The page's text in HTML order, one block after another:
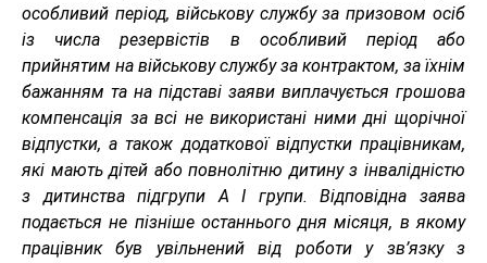
особливий період, військову службу за призовом осіб
із числа резервістів в особливий період або
прийнятим на військову службу за контрактом, за їхнім
бажанням та на підставі заяви виплачується грошова
компенсація за всі не використані ними дні щорічної
відпустки, а також додаткової відпустки працівникам,
які мають дітей або повнолітню дитину з інвалідністю
з дитинства підгрупи А I групи. Відповідна заява
подається не пізніше останнього дня місяця, в якому
працівник був увільнений від роботи у зв’язку з